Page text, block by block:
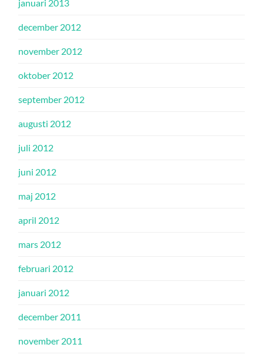
januari 2013
december 2012
november 2012
oktober 2012
september 2012
augusti 2012
juli 2012
juni 2012
maj 2012
april 2012
mars 2012
februari 2012
januari 2012
december 2011
november 2011